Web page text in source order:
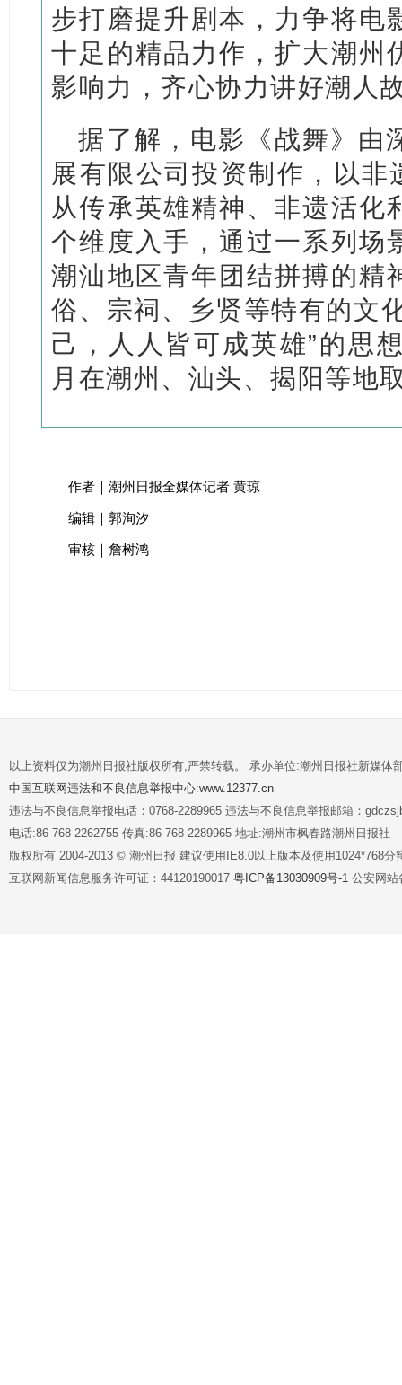
步打磨提升剧本，力争将电
十足的精品力作，扩大潮州
影响力，齐心协力讲好潮人
据了解，电影《战舞》由
展有限公司投资制作，以非
从传承英雄精神、非遗活化
个维度入手，通过一系列场
潮汕地区青年团结拼搏的精
俗、宗祠、乡贤等特有的文
己，人人皆可成英雄”的思
月在潮州、汕头、揭阳等地
作者｜潮州日报全媒体记者 黄琼
编辑｜郭洵汐
审核｜詹树鸿
以上资料仅为潮州日报社版权所有,严禁转载。 承办单位:潮州日报社新媒体
中国互联网违法和不良信息举报中心:www.12377.cn
违法与不良信息举报电话：0768-2289965 违法与不良信息举报邮箱：
电话:86-768-2262755 传真:86-768-2289965 地址:潮州市枫春路潮州日报社
版权所有 2004-2013 © 潮州日报 建议使用IE8.0以上版本及使用1024*768分
互联网新闻信息服务许可证：44120190017 粤ICP备13030909号-1 公安网站